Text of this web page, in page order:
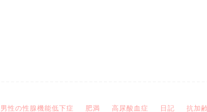
男性の性腺機能低下症 肥満 高尿酸血症 日記 抗加